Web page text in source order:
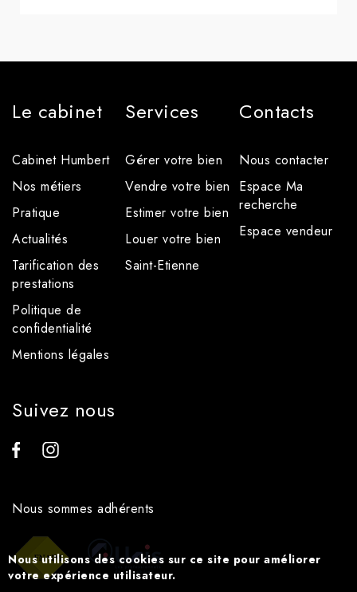
Le cabinet
Cabinet Humbert
Nos métiers
Pratique
Actualités
Tarification des
prestations
Politique de
confidentialité
Mentions légales
Services
Gérer votre bien
Vendre votre bien
Estimer votre bien
Louer votre bien
Saint-Etienne
Contacts
Nous contacter
Espace Ma
recherche
Espace vendeur
Suivez nous
Nous sommes adhérents
Nous utilisons des cookies sur ce site pour améliorer
votre expérience utilisateur.